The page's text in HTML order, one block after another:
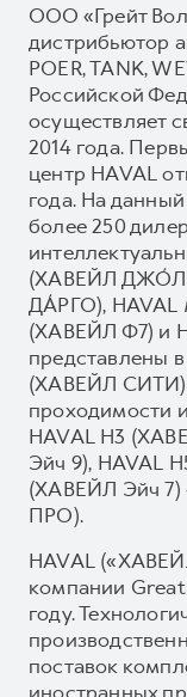
ООО «Грейт
дистрибьютор
POER, TANK,
Российской
осуществляет
2014 года.
центр HAVAL
года. На
более 250
(ХАВЕЙЛ
ДА́РГО), HAVAL
(ХАВЕЙЛ Ф7) и
представлены
(ХАВЕЙЛ
проходимости
HAVAL H3
Эйч 9), HAVAL
(ХАВЕЙЛ Эйч 7)
ПРО).
HAVAL
компании
году.
поставок